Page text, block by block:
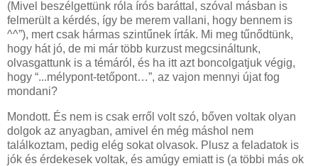
(Mivel beszélgettünk róla írós baráttal, szóval másban is
felmerült a kérdés, így be merem vallani, hogy bennem is
^^”), mert csak hármas szintűnek írták. Mi meg tűnődtünk,
hogy hát jó, de mi már több kurzust megcsináltunk,
olvasgattunk is a témáról, és ha itt azt boncolgatjuk végig,
hogy “...mélypont-tetőpont…”, az vajon mennyi újat fog
mondani?
Mondott. És nem is csak erről volt szó, bőven voltak olyan
dolgok az anyagban, amivel én még máshol nem
találkoztam, pedig elég sokat olvasok. Plusz a feladatok is
jók és érdekesek voltak, és amúgy emiatt is (a többi más ok